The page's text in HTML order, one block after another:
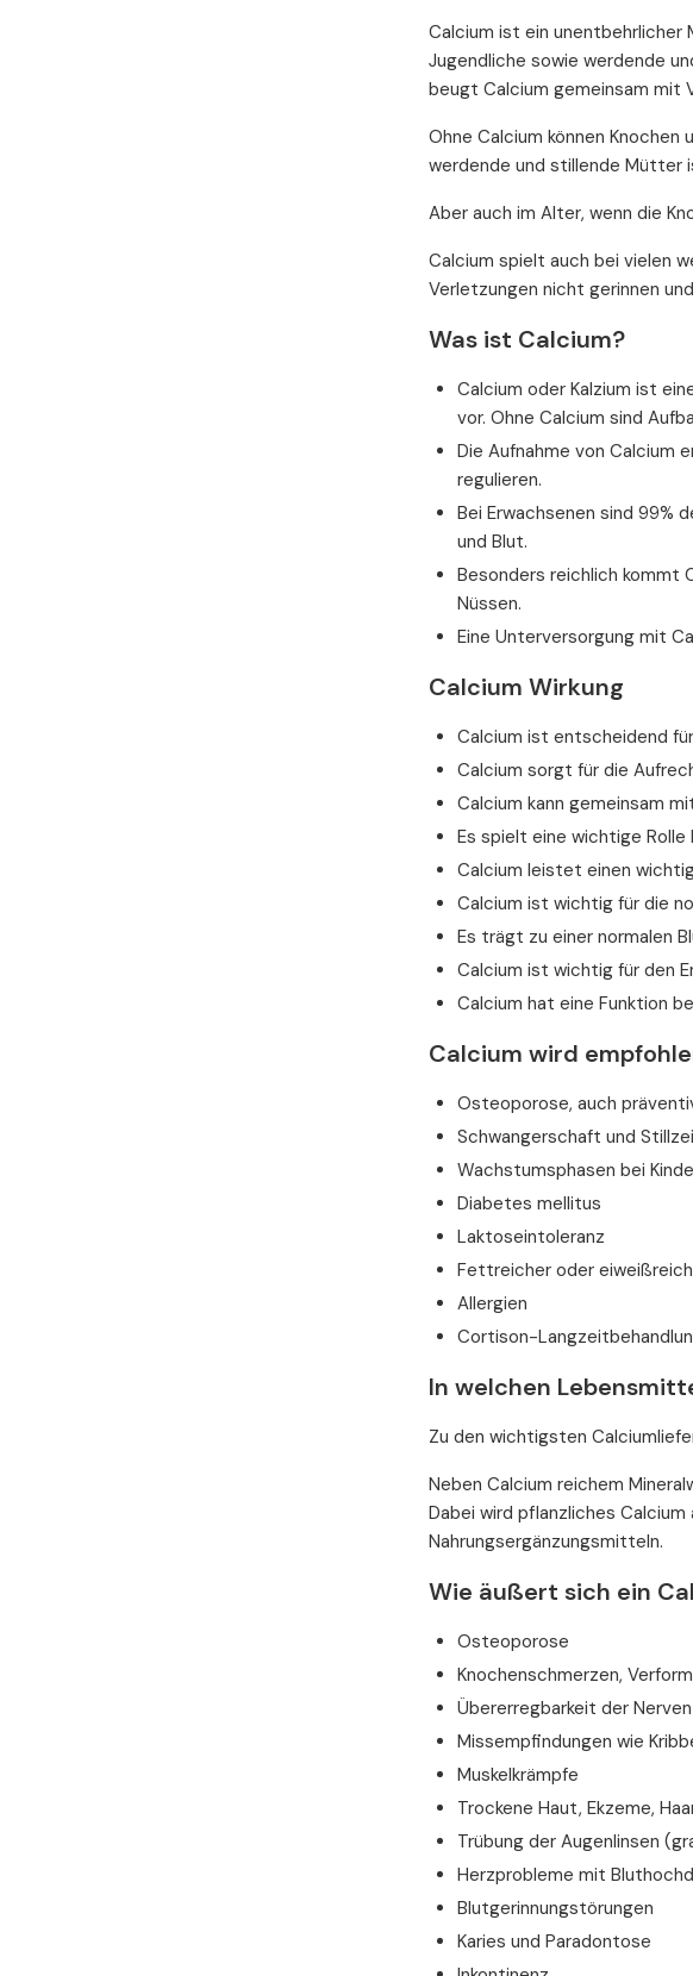
Calcium ist ein unentbehrlicher
Jugendliche sowie werdende
beugt Calcium gemeinsam mit
Ohne Calcium können
werdende und stillende Mütter
Aber auch im Alter, wenn die
Calcium spielt auch bei vielen
Verletzungen nicht gerinnen
Was ist Calcium?
Calcium oder Kalzium ist
vor. Ohne Calcium sind
Die Aufnahme von Calcium
regulieren.
Bei Erwachsenen sind 99%
und Blut.
Besonders reichlich kommt
Nüssen.
Eine Unterversorgung mit
Calcium Wirkung
Calcium ist entscheidend
Calcium sorgt für die
Calcium kann gemeinsam
Es spielt eine wichtige
Calcium leistet einen
Calcium ist wichtig für die
Es trägt zu einer normalen
Calcium ist wichtig für den
Calcium hat eine Funktion
Calcium wird
Osteoporose, auch
Schwangerschaft und
Wachstumsphasen bei
Diabetes mellitus
Laktoseintoleranz
Fettreicher oder
Allergien
Cortison-
In welchen
Zu den wichtigsten
Neben Calcium reichem
Dabei wird pflanzliches
Nahrungsergänzungsmitteln.
Wie äußert sich ein
Osteoporose
Knochenschmerzen,
Übererregbarkeit der Nerven
Missempfindungen wie
Muskelkrämpfe
Trockene Haut, Ekzeme,
Trübung der Augenlinsen
Herzprobleme mit
Blutgerinnungstörungen
Karies und Paradontose